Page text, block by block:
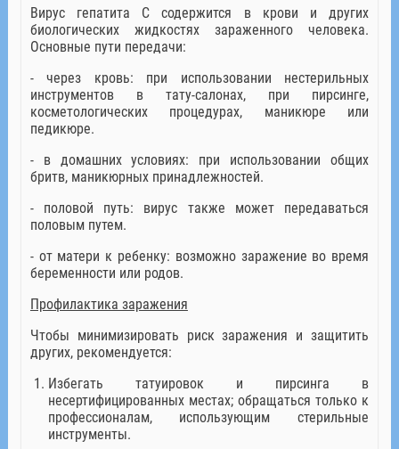
Вирус гепатита С содержится в крови и других
биологических жидкостях зараженного человека.
Основные пути передачи:
- через кровь: при использовании нестерильных
инструментов в тату-салонах, при пирсинге,
косметологических процедурах, маникюре или
педикюре.
- в домашних условиях: при использовании общих
бритв, маникюрных принадлежностей.
- половой путь: вирус также может передаваться
половым путем.
- от матери к ребенку: возможно заражение во время
беременности или родов.
Профилактика заражения
Чтобы минимизировать риск заражения и защитить
других, рекомендуется:
Избегать татуировок и пирсинга в
несертифицированных местах; обращаться только к
профессионалам, использующим стерильные
инструменты.